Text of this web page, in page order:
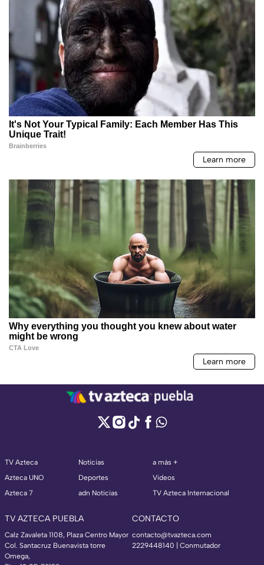
TV Azteca
Azteca UNO
Azteca 7
Noticias
Deportes
adn Noticias
a más +
Videos
TV Azteca Internacional
TV AZTECA PUEBLA
Calz Zavaleta 1108, Plaza Centro Mayor
Col. Santacruz Buenavista torre
Omega,
CONTACTO
contacto@tvazteca.com
2229448140 | Conmutador